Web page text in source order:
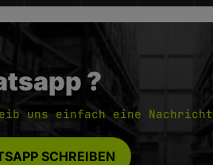
?
uns einfach eine Nachricht
SCHREIBEN